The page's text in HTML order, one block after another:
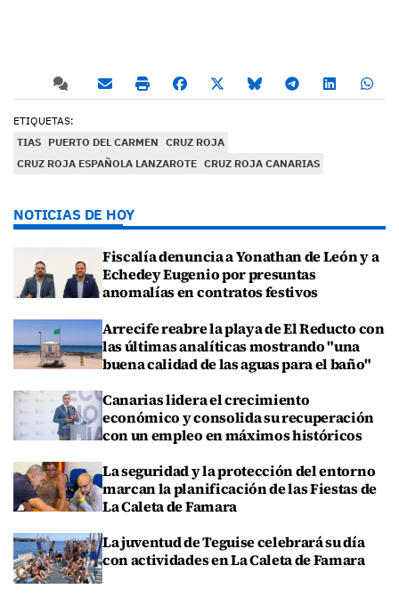
ETIQUETAS:
TIAS PUERTO DEL CARMEN CRUZ ROJA
CRUZ ROJA ESPAÑOLA LANZAROTE CRUZ ROJA CANARIAS
NOTICIAS DE HOY
Fiscalía denuncia a Yonathan de León y a
Echedey Eugenio por presuntas
anomalías en contratos festivos
Arrecife reabre la playa de El Reducto con
las últimas analíticas mostrando "una
buena calidad de las aguas para el baño"
Canarias lidera el crecimiento
económico y consolida su recuperación
con un empleo en máximos históricos
La seguridad y la protección del entorno
marcan la planificación de las Fiestas de
La Caleta de Famara
La juventud de Teguise celebrará su día
con actividades en La Caleta de Famara